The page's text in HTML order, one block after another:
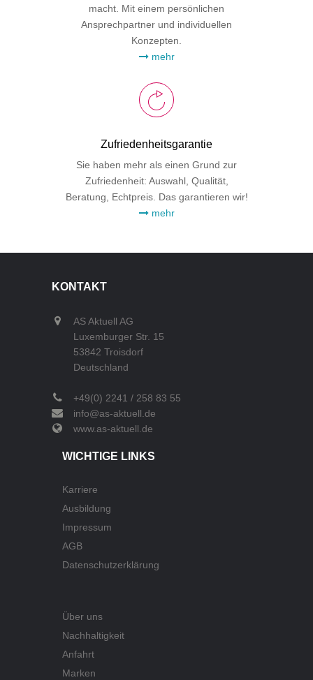
macht. Mit einem persönlichen
Ansprechpartner und individuellen
Konzepten.
mehr
Zufriedenheitsgarantie
Sie haben mehr als einen Grund zur
Zufriedenheit: Auswahl, Qualität,
Beratung, Echtpreis. Das garantieren wir!
mehr
KONTAKT
AS Aktuell AG
Luxemburger Str. 15
53842 Troisdorf
Deutschland
+49(0) 2241 / 258 83 55
info@as-aktuell.de
www.as-aktuell.de
WICHTIGE LINKS
Karriere
Ausbildung
Impressum
AGB
Datenschutzerklärung
Über uns
Nachhaltigkeit
Anfahrt
Marken